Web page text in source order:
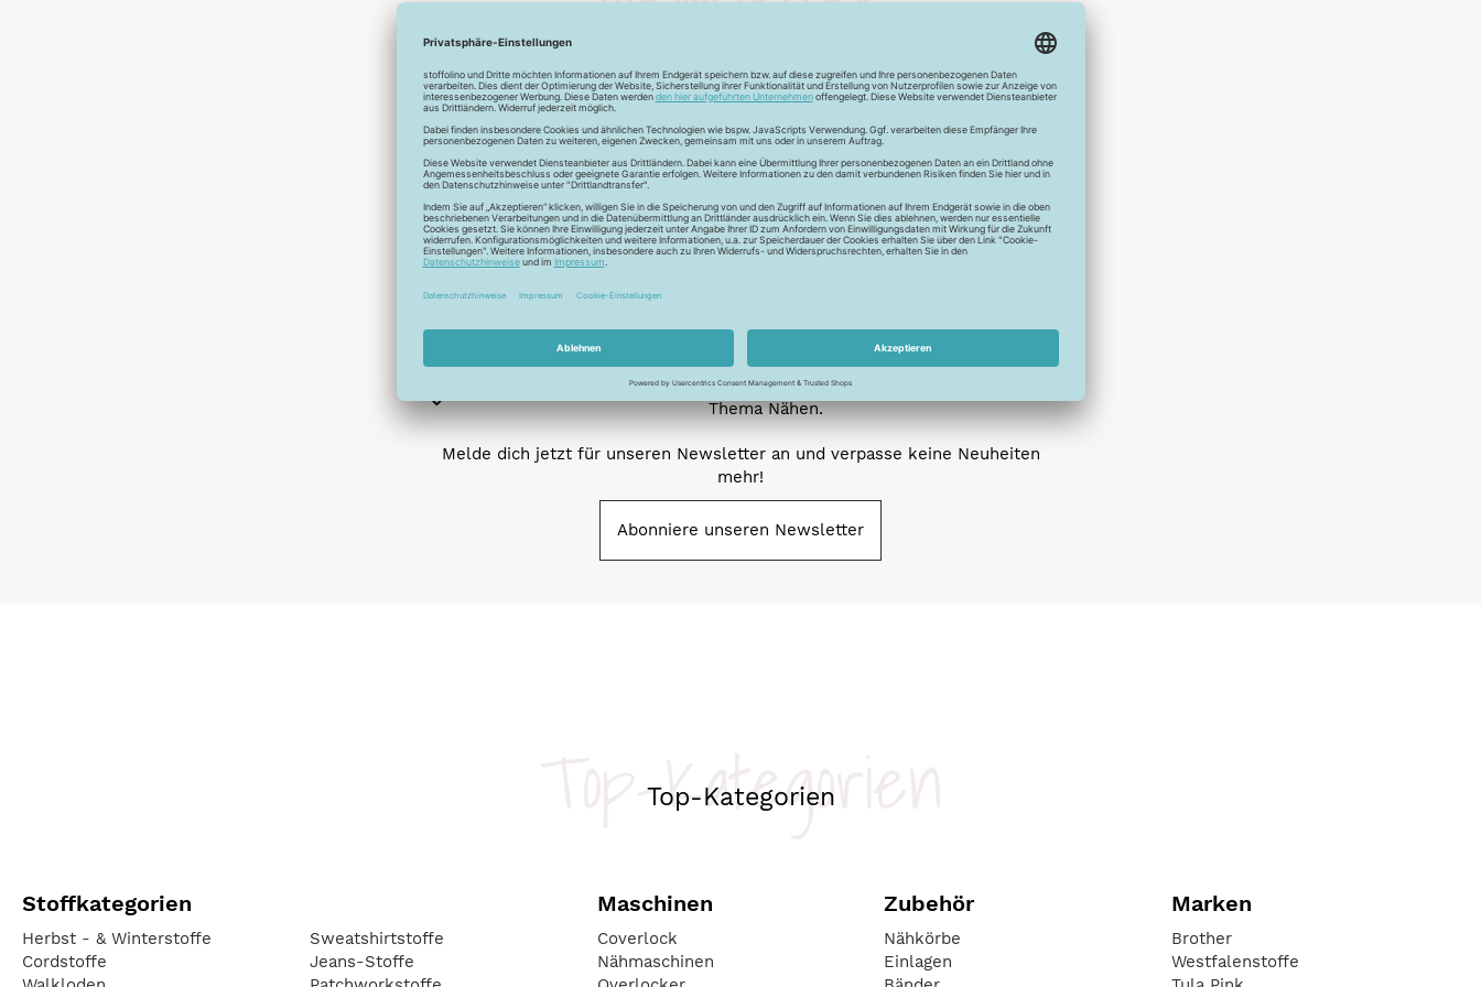
Abonniere jetzt unseren exklusiven Newsletter und profitiere von zahlreichen
Aktionen und Rabatte: Als Newsletter Abonnent erfährst du als erstes
von unseren Aktionen und Rabatten!
Neue Stoffe entdecken: Wir informieren dich regelmäßig über die
neuesten Stofftrends der Saison. Plane mit uns deine neuen
Nähprojekte.
Inspiration: Lass dich von unseren kreativen Ideen und Nähbeispielen
inspirieren! Wir teilen mit dir unsere DIY-Ideen und verraten dir die
Veranstaltungen: Kein Event ohne dich! Denn du erfährst vor allen
anderen von unseren geplanten Events.
Gewinnspiele: Sichere dir deine Chance auf tolle Preise rund um das
Thema Nähen.
Melde dich jetzt für unseren Newsletter an und verpasse keine Neuheiten
mehr!
Abonniere unseren Newsletter
Top-Kategorien
Top-Kategorien
Stoffkategorien
Herbst - & Winterstoffe
Cordstoffe
Sweatshirtstoffe
Jeans-Stoffe
Maschinen
Coverlock
Nähmaschinen
Zubehör
Nähkörbe
Einlagen
Marken
Brother
Westfalenstoffe